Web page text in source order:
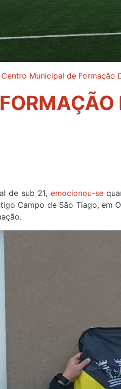
Centro Municipal de Formação
de sub 21, emocionou-se
Campo de São Tiago,